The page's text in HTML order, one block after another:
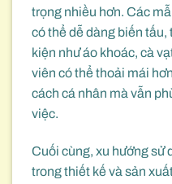
trọng nhiều hơn. Các
có thể dễ dàng biến tấu,
kiện như áo khoác, cà
viên có thể thoải mái
cách cá nhân mà vẫn
việc.
Cuối cùng, xu hướng sử
trong thiết kế và sản